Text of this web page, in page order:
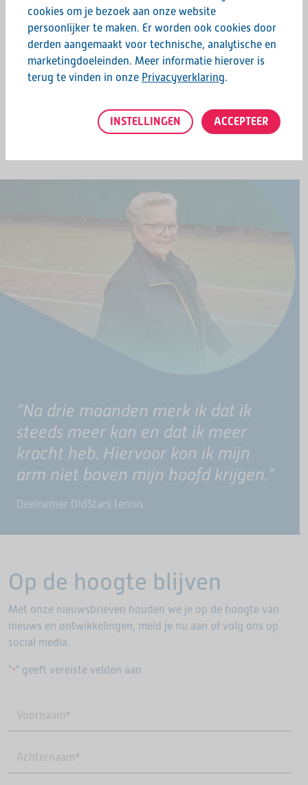
“Na drie maanden merk ik dat ik
steeds meer kan en dat ik meer
kracht heb. Hiervoor kon ik mijn
arm niet boven mijn hoofd krijgen.”
Deelnemer OldStars tennis
Op de hoogte blijven
Met onze nieuwsbrieven houden we je op de hoogte van
nieuws en ontwikkelingen, meld je nu aan of volg ons op
social media.
"*" geeft vereiste velden aan
cookies om je bezoek aan onze website
persoonlijker te maken. Er worden ook cookies door
derden aangemaakt voor technische, analytische en
marketingdoeleinden. Meer informatie hierover is
terug te vinden in onze Privacyverklaring.
INSTELLINGEN ACCEPTEER